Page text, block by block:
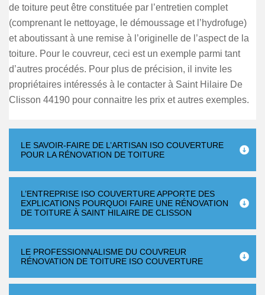
de toiture peut être constituée par l’entretien complet
(comprenant le nettoyage, le démoussage et l’hydrofuge)
et aboutissant à une remise à l’originelle de l’aspect de la
toiture. Pour le couvreur, ceci est un exemple parmi tant
d’autres procédés. Pour plus de précision, il invite les
propriétaires intéressés à le contacter à Saint Hilaire De
Clisson 44190 pour connaitre les prix et autres exemples.
LE SAVOIR-FAIRE DE L’ARTISAN ISO COUVERTURE
POUR LA RÉNOVATION DE TOITURE
L’ENTREPRISE ISO COUVERTURE APPORTE DES
EXPLICATIONS POURQUOI FAIRE UNE RÉNOVATION
DE TOITURE À SAINT HILAIRE DE CLISSON
LE PROFESSIONNALISME DU COUVREUR
RÉNOVATION DE TOITURE ISO COUVERTURE